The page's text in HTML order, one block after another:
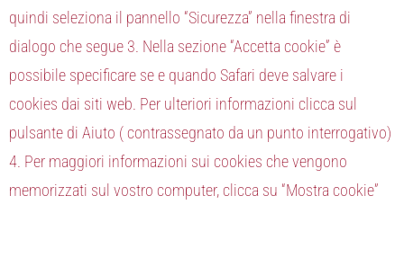
quindi seleziona il pannello “Sicurezza” nella finestra di
dialogo che segue 3. Nella sezione “Accetta cookie” è
possibile specificare se e quando Safari deve salvare i
cookies dai siti web. Per ulteriori informazioni clicca sul
pulsante di Aiuto ( contrassegnato da un punto interrogativo)
4. Per maggiori informazioni sui cookies che vengono
memorizzati sul vostro computer, clicca su “Mostra cookie”